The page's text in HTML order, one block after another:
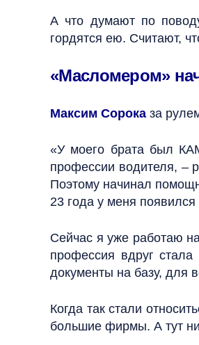
А что думают по
гордятся ею. Считают,
«Масломером»
Максим Сорока за
«У моего брата был
профессии водителя, –
Поэтому начинал
23 года у меня появился
Сейчас я уже работаю
профессия вдруг
документы на базу, для
Когда так стали
большие фирмы. А тут